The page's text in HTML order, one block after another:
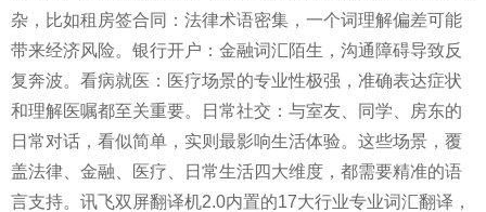
杂，比如租房签合同：法律术语密集，一个词理解偏差可能
带来经济风险。银行开户：金融词汇陌生，沟通障碍导致反
复奔波。看病就医：医疗场景的专业性极强，准确表达症状
和理解医嘱都至关重要。日常社交：与室友、同学、房东的
日常对话，看似简单，实则最影响生活体验。这些场景，覆
盖法律、金融、医疗、日常生活四大维度，都需要精准的语
言支持。讯飞双屏翻译机2.0内置的17大行业专业词汇翻译，